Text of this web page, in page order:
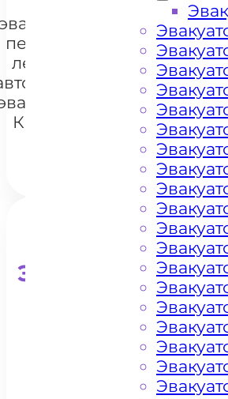
и
перевозки
легковых
Крюково
+7 985 222
Эвакуатор для